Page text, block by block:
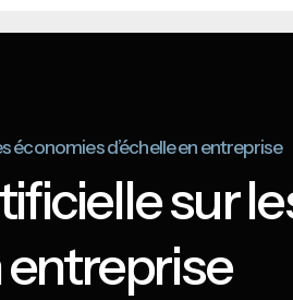
économies d’échelle en entreprise
sur
entreprise